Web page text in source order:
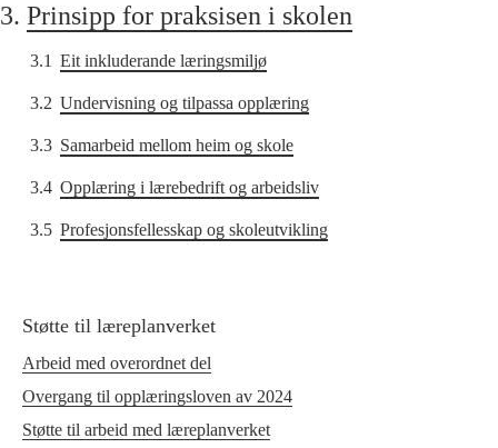
3. Prinsipp for praksisen i skolen
3.1 Eit inkluderande læringsmiljø
3.2 Undervisning og tilpassa opplæring
3.3 Samarbeid mellom heim og skole
3.4 Opplæring i lærebedrift og arbeidsliv
3.5 Profesjonsfellesskap og skoleutvikling
Støtte til læreplanverket
Arbeid med overordnet del
Overgang til opplæringsloven av 2024
Støtte til arbeid med læreplanverket